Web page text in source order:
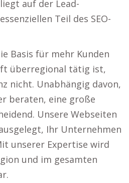
auf der Lead-
Teil des SEO-
Basis für mehr Kunden
überregional tätig ist,
nicht. Unabhängig davon,
beraten, eine große
Unsere Webseiten
Ihr Unternehmen
unserer Expertise wird
und im gesamten